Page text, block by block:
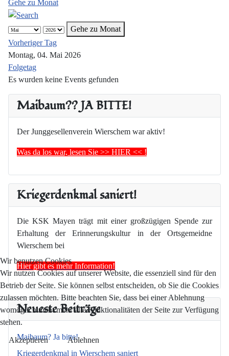
Maibaum?? JA BITTE!
Der Junggesellenverein Wierschem war aktiv!
Was da los war, lesen Sie >> HIER << !
Kriegerdenkmal saniert!
Die KSK Mayen trägt mit einer großzügigen Spende zur
Erhaltung der Erinnerungskultur in der Ortsgemeidne
Wierschem bei
Hier gibt es mehr Information!
Neueste Beiträge
Maibaum? Ja bitte!
Kriegerdenkmal in Wierschem saniert
Gehe zu Monat
Gehe zu Monat
Vorheriger Tag
Montag, 04. Mai 2026
Folgetag
Es wurden keine Events gefunden
Wir benutzen Cookies
Wir nutzen Cookies auf unserer Website, die essenziell sind für den
Betrieb der Seite. Sie können selbst entscheiden, ob Sie die Cookies
zulassen möchten. Bitte beachten Sie, dass bei einer Ablehnung
womöglich nicht mehr alle Funktionalitäten der Seite zur Verfügung
stehen.
Akzeptieren Ablehnen